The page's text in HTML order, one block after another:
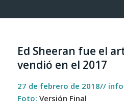
Ed Sheeran fue el
vendió en el 2017
27 de febrero de 2018//
Foto: Versión Final